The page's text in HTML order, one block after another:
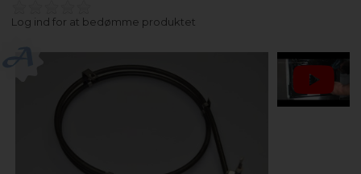
Log ind for at bedømme produktet